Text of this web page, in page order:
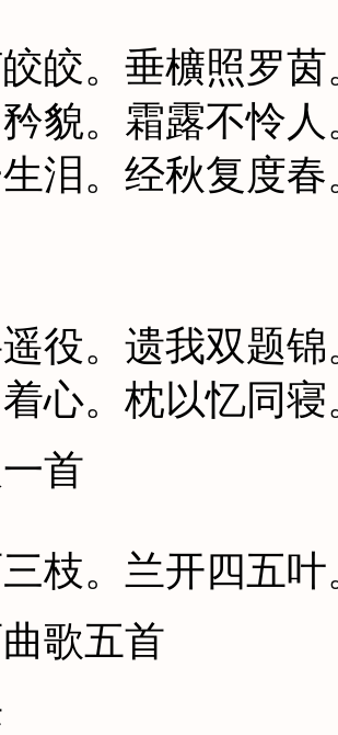
皎。垂櫎照罗
貌。霜露不怜
泪。经秋复度
役。遗我双题
心。枕以忆同
首
枝。兰开四五
歌五首